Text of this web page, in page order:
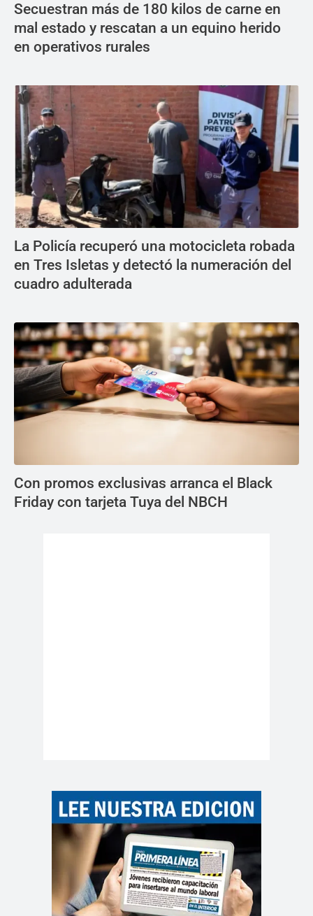
Secuestran más de 180 kilos de carne en
mal estado y rescatan a un equino herido
en operativos rurales
La Policía recuperó una motocicleta robada
en Tres Isletas y detectó la numeración del
cuadro adulterada
Con promos exclusivas arranca el Black
Friday con tarjeta Tuya del NBCH